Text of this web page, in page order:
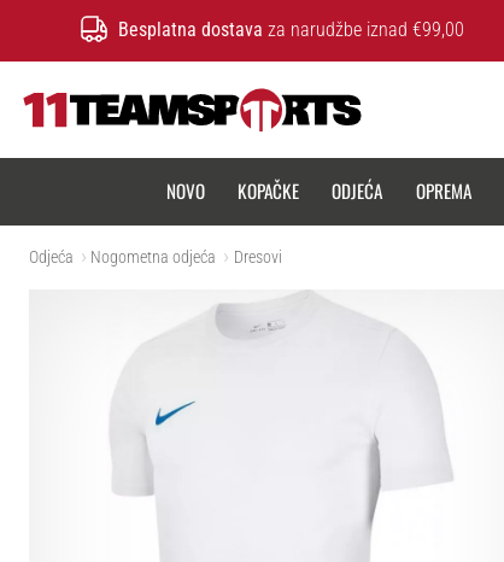
Besplatna dostava za narudžbe iznad €99,00
NOVO KOPAČKE ODJEĆA OPREMA
Odjeća Nogometna odjeća Dresovi